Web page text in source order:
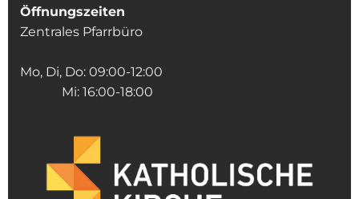
Öffnungszeiten
Zentrales Pfarrbüro
Mo, Di, Do: 09:00-12:00
Mi: 16:00-18:00